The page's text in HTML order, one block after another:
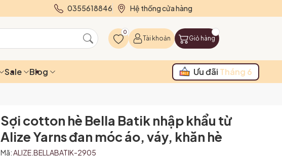
0355618846 Hệ thống cửa hàng
0
Tài khoản Giỏ hàng
Sale Blog Ưu đãi Tháng 6
Sợi cotton hè Bella Batik nhập khẩu từ
Alize Yarns đan móc áo, váy, khăn hè
Mã:ALIZE.BELLABATIK-2905